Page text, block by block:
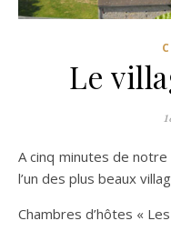
Le
A cinq minutes de notre demeure, vous découvrirez Celles,
l’un des plus beaux
Chambres d’hôtes «